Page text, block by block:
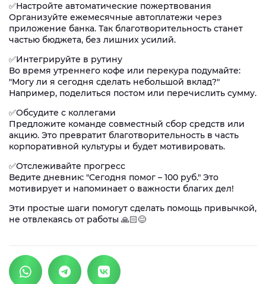
✅Настройте автоматические пожертвования
Организуйте ежемесячные автоплатежи через
приложение банка. Так благотворительность станет
частью бюджета, без лишних усилий.
✅Интегрируйте в рутину
Во время утреннего кофе или перекура подумайте:
"Могу ли я сегодня сделать небольшой вклад?"
Например, поделиться постом или перечислить сумму.
✅Обсудите с коллегами
Предложите команде совместный сбор средств или
акцию. Это превратит благотворительность в часть
корпоративной культуры и будет мотивировать.
✅Отслеживайте прогресс
Ведите дневник: "Сегодня помог – 100 руб." Это
мотивирует и напоминает о важности благих дел!
Эти простые шаги помогут сделать помощь привычкой,
не отвлекаясь от работы 🙏🏻😊